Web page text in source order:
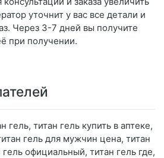
уточнит у вас все детали и
Через 3-7 дней вы получите
при получении.
гель, титан гель купить в аптеке,
гель для мужчин цена, титан
официальный, титан гель где,